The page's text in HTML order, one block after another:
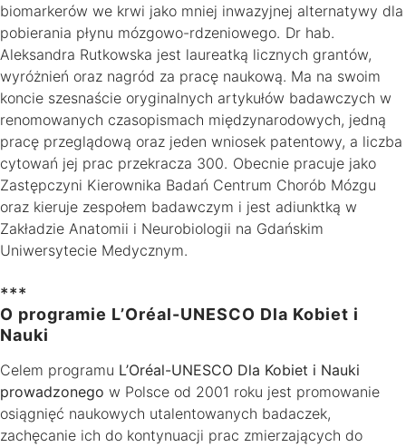
biomarkerów we krwi jako mniej inwazyjnej alternatywy dla
pobierania płynu mózgowo-rdzeniowego. Dr hab.
Aleksandra Rutkowska jest laureatką licznych grantów,
wyróżnień oraz nagród za pracę naukową. Ma na swoim
koncie szesnaście oryginalnych artykułów badawczych w
renomowanych czasopismach międzynarodowych, jedną
pracę przeglądową oraz jeden wniosek patentowy, a liczba
cytowań jej prac przekracza 300. Obecnie pracuje jako
Zastępczyni Kierownika Badań Centrum Chorób Mózgu
oraz kieruje zespołem badawczym i jest adiunktką w
Zakładzie Anatomii i Neurobiologii na Gdańskim
Uniwersytecie Medycznym.
***
O programie L’Oréal-UNESCO Dla Kobiet i
Nauki
Celem programu L’Oréal-UNESCO Dla Kobiet i Nauki
prowadzonego w Polsce od 2001 roku jest promowanie
osiągnięć naukowych utalentowanych badaczek,
zachęcanie ich do kontynuacji prac zmierzających do